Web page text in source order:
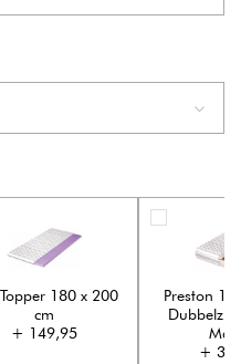
180 x 200
cm
+ 149,95
Preston
+